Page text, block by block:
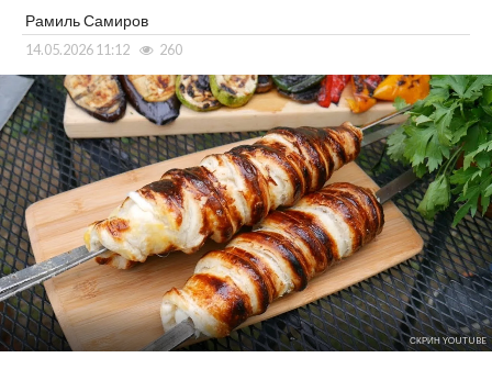
Рамиль Самиров
14.05.2026 11:12 260
СКРИН YOUTUBE